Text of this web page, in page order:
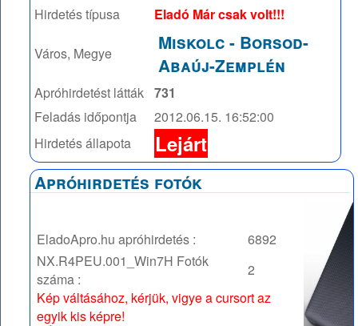
Hirdetés típusa Eladó Már csak volt!!!
Város, Megye Miskolc- Borsod-
Abaúj-Zemplén
Apróhirdetést látták 731
Feladás időpontja
2012.06.15. 16:52:00
Hirdetés állapota
Lejárt
Apróhirdetés fotók
EladoApro.hu apróhirdetés :
6892
NX.R4PEU.001_Win7H Fotók
száma :
2
Kép váltásához, kérjük, vigye a cursort az
egyik kis képre!